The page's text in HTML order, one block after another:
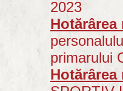
2023
Hotărârea
primarului
Hotărârea